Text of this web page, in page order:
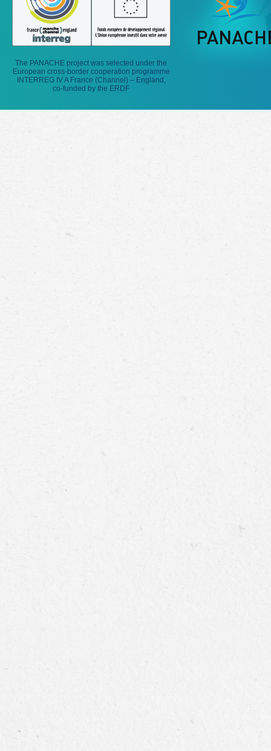
The PANACHE project was selected under the
European cross-border cooperation programme
INTERREG IV A France (Channel) – England,
co-funded by the ERDF